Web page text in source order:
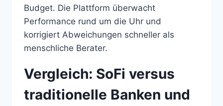
Budget. Die Plattform überwacht
Performance rund um die Uhr und
korrigiert Abweichungen schneller als
menschliche Berater.
Vergleich: SoFi versus
traditionelle Banken und